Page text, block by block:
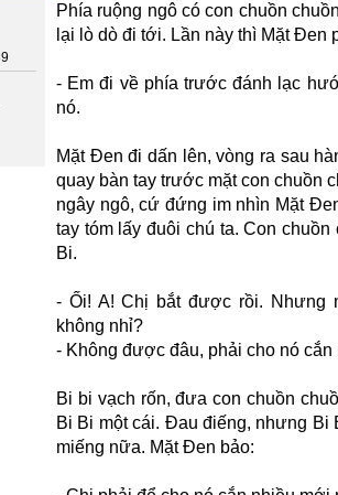
Phía ruộng ngô có con chuồn
lại lò dò đi tới. Lần này thì Mặt Đen
- Em đi về phía trước đánh lạc
nó.
Mặt Đen đi dấn lên, vòng ra sau
quay bàn tay trước mặt con chuồn
ngây ngô, cứ đứng im nhìn Mặt
tay tóm lấy đuôi chú ta. Con
Bi.
- Ối! A! Chị bắt được rồi.
không nhỉ?
- Không được đâu, phải cho nó cắn
Bi bi vạch rốn, đưa con chuồn
Bi Bi một cái. Đau điếng, nhưng Bi
miếng nữa. Mặt Đen bảo: